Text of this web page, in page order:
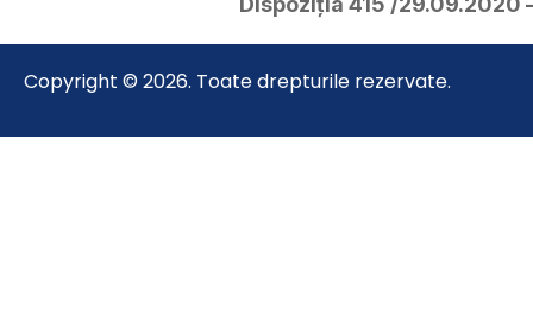
Copyright © 2026. Toate drepturile rezervate.